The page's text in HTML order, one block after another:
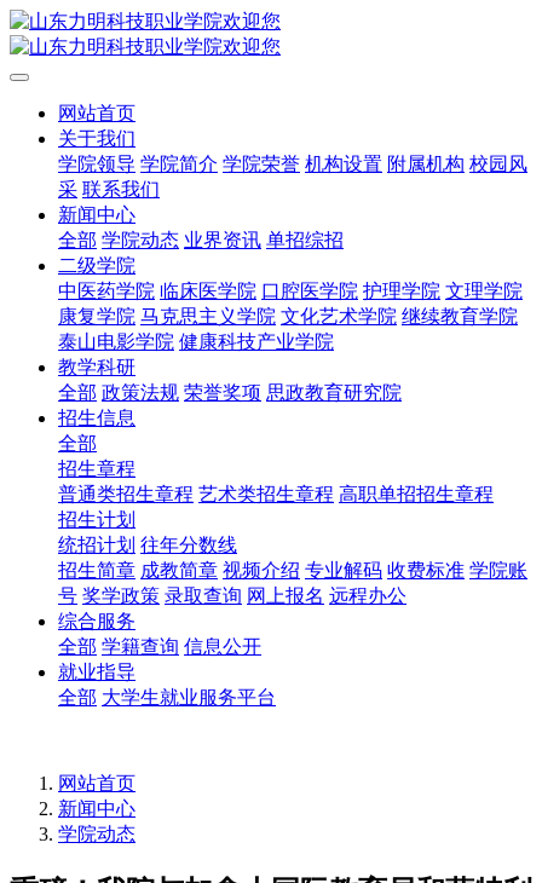
网站首页
关于我们
学院领导 学院简介 学院荣誉 机构设置 附属机构 校园风
采 联系我们
新闻中心
全部 学院动态 业界资讯 单招综招
二级学院
中医药学院 临床医学院 口腔医学院 护理学院 文理学院
康复学院 马克思主义学院 文化艺术学院 继续教育学院
泰山电影学院 健康科技产业学院
教学科研
全部 政策法规 荣誉奖项 思政教育研究院
招生信息
全部
招生章程
普通类招生章程 艺术类招生章程 高职单招招生章程
招生计划
统招计划 往年分数线
招生简章 成教简章 视频介绍 专业解码 收费标准 学院账
号 奖学政策 录取查询 网上报名 远程办公
综合服务
全部 学籍查询 信息公开
就业指导
全部 大学生就业服务平台
网站首页
新闻中心
学院动态